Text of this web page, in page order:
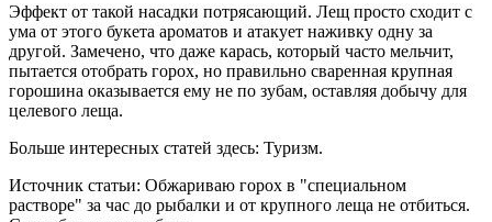
Эффект от такой насадки потрясающий. Лещ просто сходит с
ума от этого букета ароматов и атакует наживку одну за
другой. Замечено, что даже карась, который часто мельчит,
пытается отобрать горох, но правильно сваренная крупная
горошина оказывается ему не по зубам, оставляя добычу для
целевого леща.
Больше интересных статей здесь: Туризм.
Источник статьи: Обжариваю горох в "специальном
растворе" за час до рыбалки и от крупного леща не отбиться.